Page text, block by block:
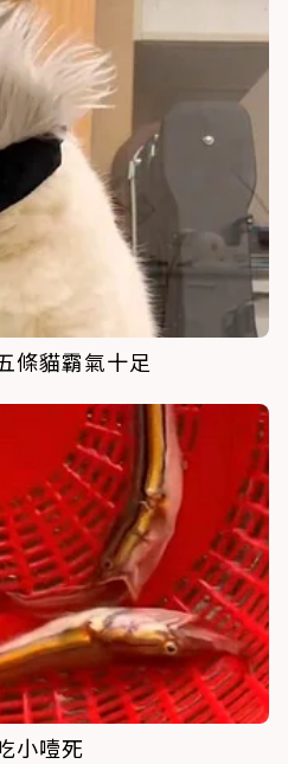
條貓霸氣十足
小噎死